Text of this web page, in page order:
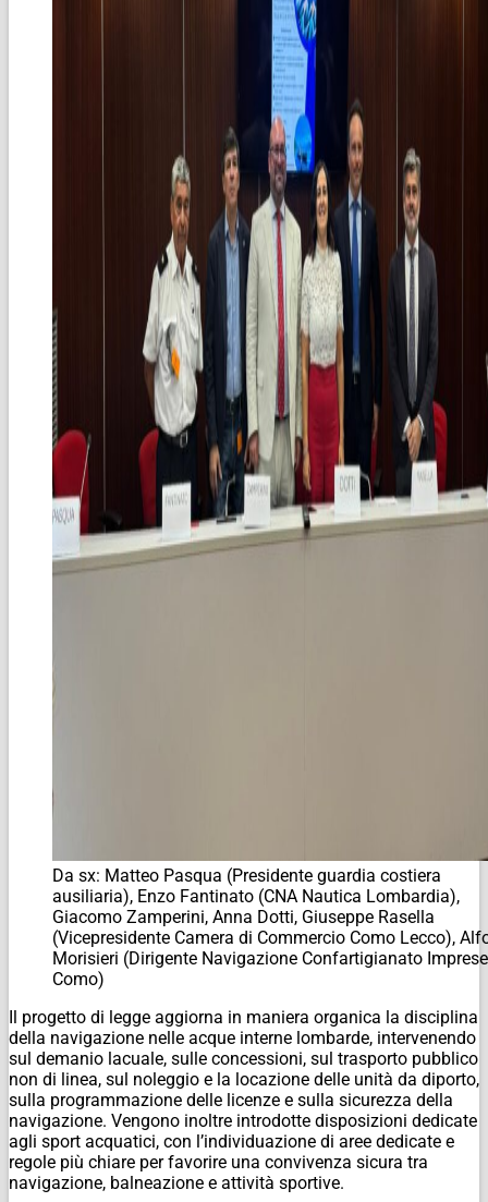
Da sx: Matteo Pasqua (Presidente guardia costiera
ausiliaria), Enzo Fantinato (CNA Nautica Lombardia),
Giacomo Zamperini, Anna Dotti, Giuseppe Rasella
(Vicepresidente Camera di Commercio Como Lecco),
Morisieri (Dirigente Navigazione Confartigianato Imprese
Como)
Il progetto di legge aggiorna in maniera organica la disciplina
della navigazione nelle acque interne lombarde, intervenendo
sul demanio lacuale, sulle concessioni, sul trasporto pubblico
non di linea, sul noleggio e la locazione delle unità da diporto,
sulla programmazione delle licenze e sulla sicurezza della
navigazione. Vengono inoltre introdotte disposizioni dedicate
agli sport acquatici, con l’individuazione di aree dedicate e
regole più chiare per favorire una convivenza sicura tra
navigazione, balneazione e attività sportive.